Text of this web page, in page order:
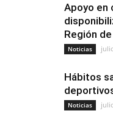
Apoyo en
Región
Noticias
Hábitos
Noticias